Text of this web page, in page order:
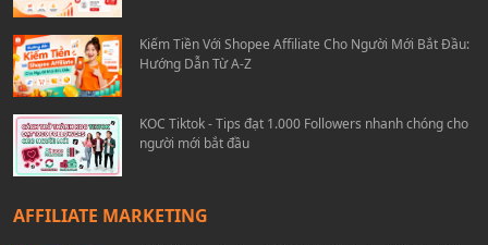
Kiếm Tiền Với Shopee Affiliate Cho Người Mới Bắt Đầu:
Hướng Dẫn Từ A-Z
KOC Tiktok - Tips đạt 1.000 Followers nhanh chóng cho
người mới bắt đầu
AFFILIATE MARKETING